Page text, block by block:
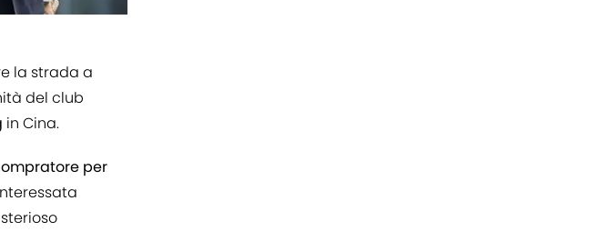
la strada a
del club
in Cina.
per